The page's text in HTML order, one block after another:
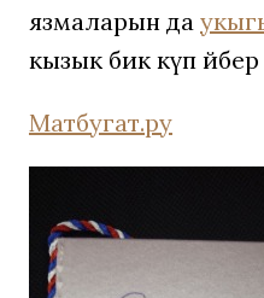
язмаларын да
кызык бик күп
Матбугат.ру